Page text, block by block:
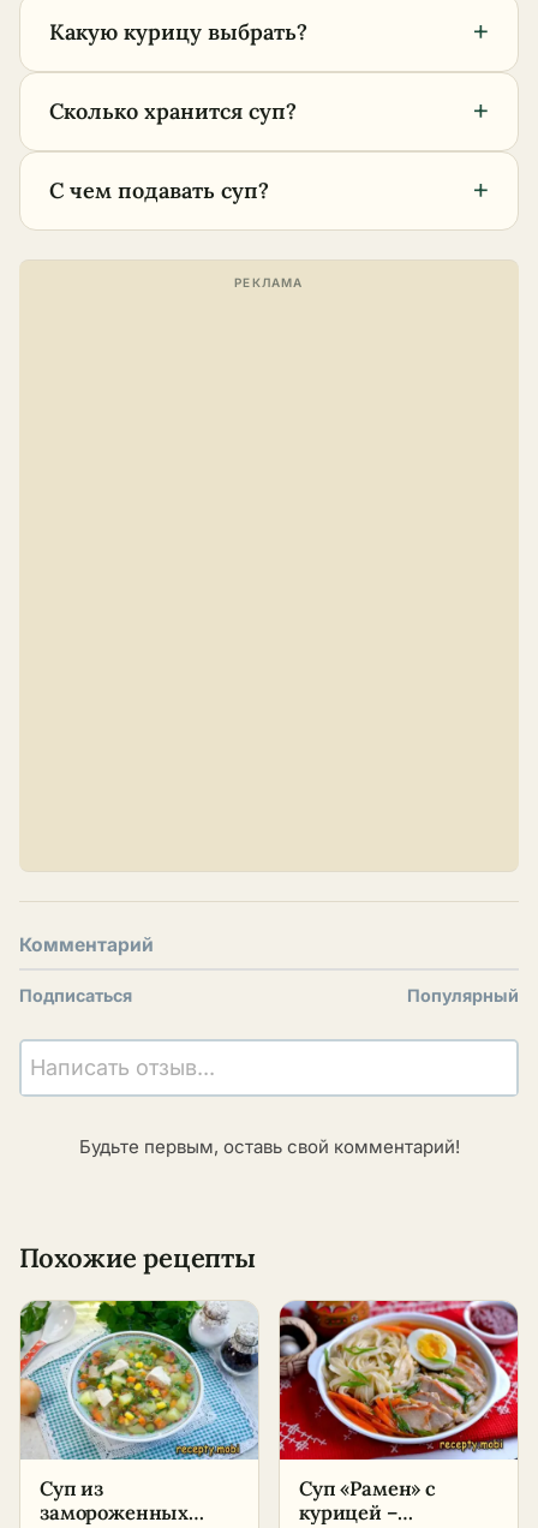
Какую курицу выбрать? +
Сколько хранится суп? +
С чем подавать суп? +
Комментарий
Подписаться Популярный
Написать отзыв...
Будьте первым, оставь свой комментарий!
Похожие рецепты
Суп из
замороженных
Суп «Рамен» с
курицей –